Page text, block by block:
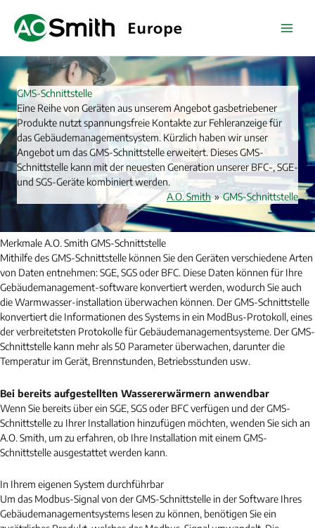
Inhalt
springen
GMS-Schnittstelle
Eine Reihe von Geräten aus unserem Angebot gasbetriebener
Produkte nutzt spannungsfreie Kontakte zur Fehleranzeige für
das Gebäudemanagementsystem. Kürzlich haben wir unser
Angebot um das GMS-Schnittstelle erweitert. Dieses GMS-
Schnittstelle kann mit der neuesten Generation unserer BFC-, SGE-
und SGS-Geräte kombiniert werden.
A.O. Smith » GMS-Schnittstelle
Merkmale A.O. Smith GMS-Schnittstelle
Mithilfe des GMS-Schnittstelle können Sie den Geräten verschiedene Arten
von Daten entnehmen: SGE, SGS oder BFC. Diese Daten können für Ihre
Gebäudemanagement-software konvertiert werden, wodurch Sie auch
die Warmwasser-installation überwachen können. Der GMS-Schnittstelle
konvertiert die Informationen des Systems in ein ModBus-Protokoll, eines
der verbreitetsten Protokolle für Gebäudemanagementsysteme. Der GMS-
Schnittstelle kann mehr als 50 Parameter überwachen, darunter die
Temperatur im Gerät, Brennstunden, Betriebsstunden usw.
Bei bereits aufgestellten Wassererwärmern anwendbar
Wenn Sie bereits über ein SGE, SGS oder BFC verfügen und der GMS-
Schnittstelle zu Ihrer Installation hinzufügen möchten, wenden Sie sich an
A.O. Smith, um zu erfahren, ob Ihre Installation mit einem GMS-
Schnittstelle ausgestattet werden kann.
In Ihrem eigenen System durchführbar
Um das Modbus-Signal von der GMS-Schnittstelle in der Software Ihres
Gebäudemanagementsystems lesen zu können, benötigen Sie ein